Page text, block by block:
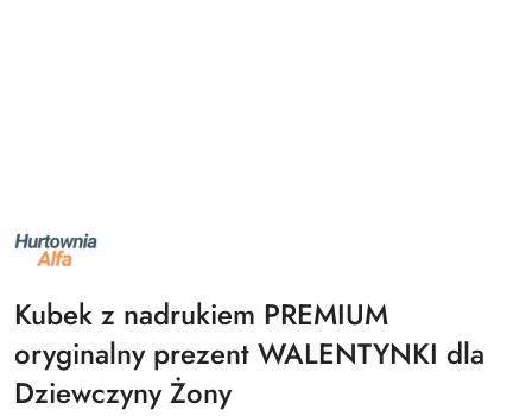
NAZWA
PRODUCENTA:
ALFA
Kubek z nadrukiem PREMIUM
oryginalny prezent WALENTYNKI dla
Dziewczyny Żony